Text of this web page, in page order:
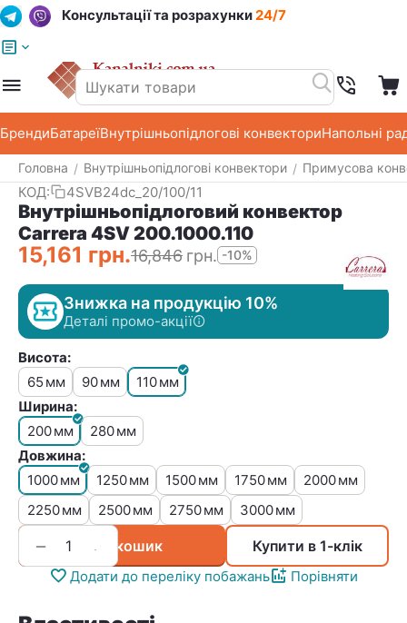
Консультації та розрахунки24/7
БрендиБатареїВнутрішньопідлогові конвекториНапольні
Головна / Внутрішньопідлогові конвектори / Примусова
КОД: 4SVB24dc_20/100/11
Внутрішньопідлоговий конвектор
Carrera 4SV 200.1000.110
15,161 грн.16,846 грн. -10%
Знижка на продукцію 10%
Деталі промо-акції
Висота:
65 мм 90мм 110мм
Ширина:
200мм 280мм
Довжина:
1000мм 1250мм 1500мм 1750мм 2000мм
2250мм 2500мм 2750мм 3000мм
+
− У кошик Купити в 1-клік
Додати до переліку побажань Порівняти